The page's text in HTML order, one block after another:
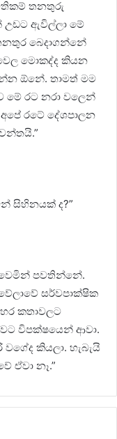
තනතුරු
උඩට ඇවිල්ලා මේ
බෙදාගන්නේ
මොකද්ද කියන
ඕනේ. තාමත් මම
රට නරා වලෙන්
රටේ දේශපාලන
සිහිනයක් ද?”
වෙමින් පවතින්නේ.
සර්වපාක්ෂික
කතාවලට
විපක්ෂයෙන් ආවා.
කියලා. හැබැයි
ඒවා නෑ.”